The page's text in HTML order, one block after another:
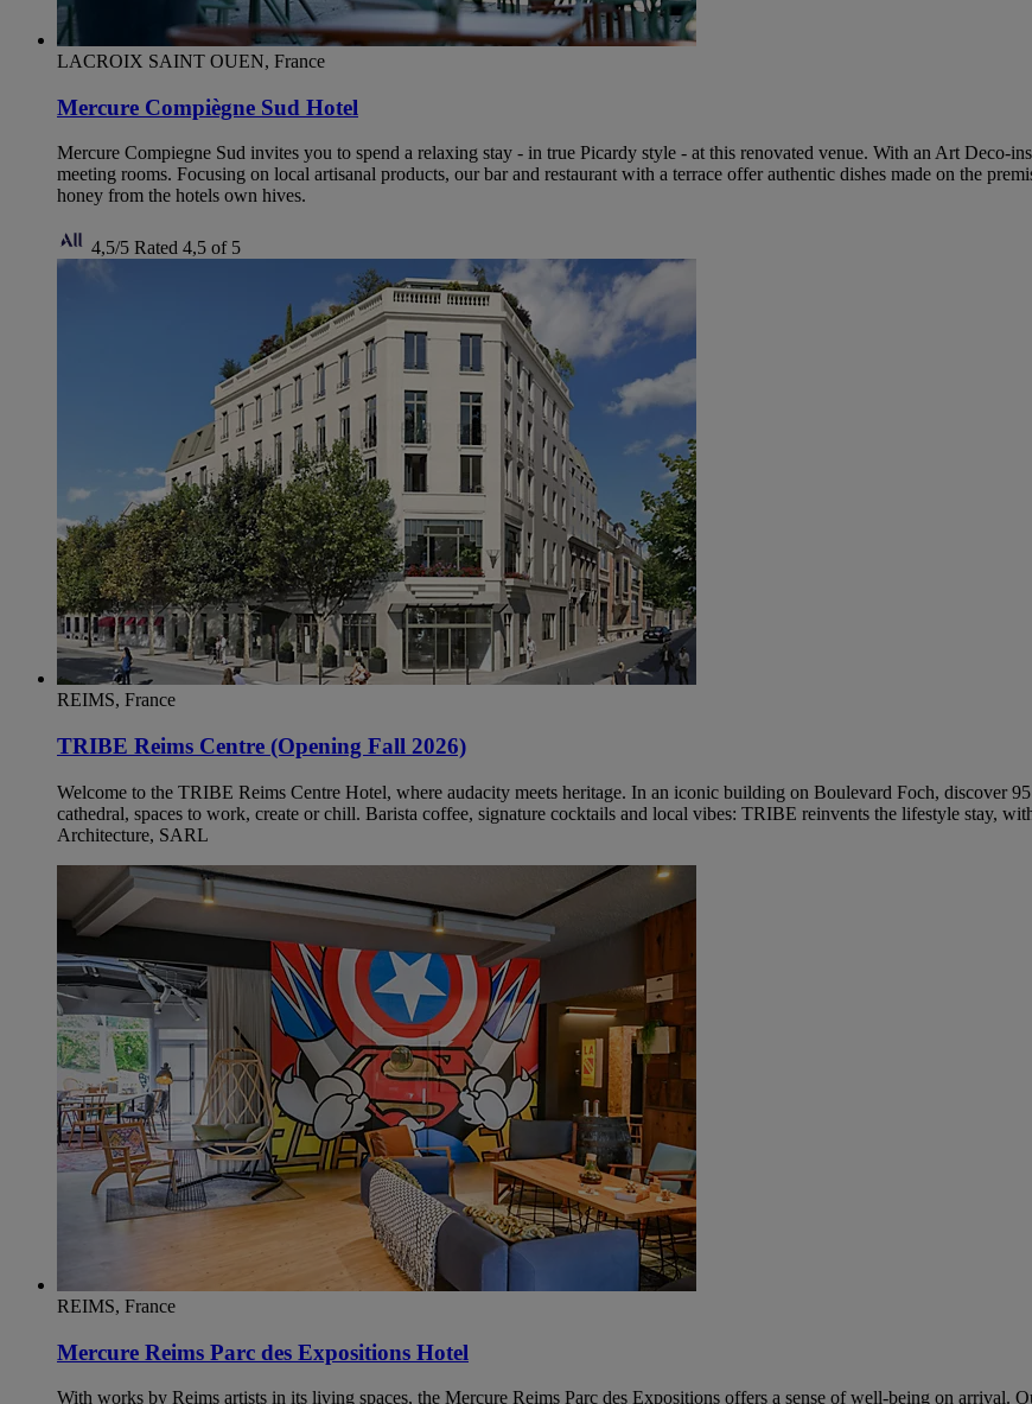
LACROIX SAINT OUEN, France
Mercure Compiègne Sud Hotel
Mercure Compiegne Sud invites you to spend a relaxing stay - in true Picardy style - at this renovated venue. With an Art Deco-
meeting rooms. Focusing on local artisanal products, our bar and restaurant with a terrace offer authentic dishes made on the
honey from the hotels own hives.
4,5/5 Rated 4,5 of 5
REIMS, France
TRIBE Reims Centre (Opening Fall 2026)
Welcome to the TRIBE Reims Centre Hotel, where audacity meets heritage. In an iconic building on Boulevard Foch, discover
cathedral, spaces to work, create or chill. Barista coffee, signature cocktails and local vibes: TRIBE reinvents the lifestyle stay,
Architecture, SARL
REIMS, France
Mercure Reims Parc des Expositions Hotel
With works by Reims artists in its living spaces, the Mercure Reims Parc des Expositions offers a sense of well-being on arrival.